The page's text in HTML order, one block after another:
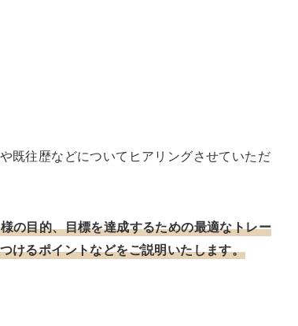
既往歴などについてヒアリングさせていただ
の目的、目標を達成するための最適なトレー
けるポイントなどをご説明いたします。